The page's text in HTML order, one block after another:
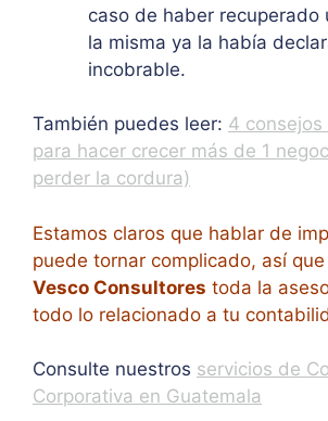
caso de haber recuperado
la misma ya la había
incobrable.
También puedes leer: 4
para hacer crecer más de 1
perder la cordura)
Estamos claros que hablar de
puede tornar complicado, así
Vesco Consultores toda la
todo lo relacionado a tu
Consulte nuestros servicios de
Corporativa en Guatemala